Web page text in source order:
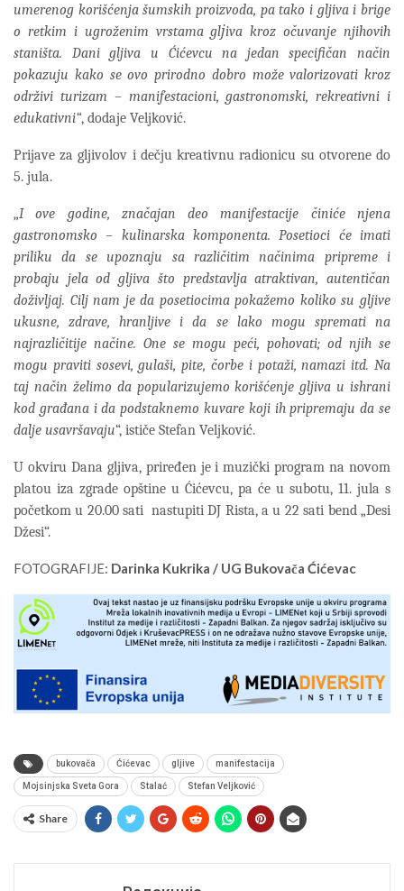
umerenog korišćenja šumskih proizvoda, pa tako i gljiva i brige
o retkim i ugroženim vrstama glјiva kroz očuvanje njihovih
staništa. Dani gljiva u Ćićevcu na jedan specifičan način
pokazuju kako se ovo prirodno dobro može valorizovati kroz
održivi turizam – manifestacioni, gastronomski, rekreativni i
edukativni“, dodaje Veljković.
Prijave za gljivolov i dečju kreativnu radionicu su otvorene do
5. jula.
„I ove godine, značajan deo manifestacije činiće njena
gastronomsko – kulinarska komponenta. Posetioci će imati
priliku da se upoznaju sa različitim načinima pripreme i
probaju jela od gljiva što predstavlja atraktivan, autentičan
doživljaj. Cilj nam je da posetiocima pokažemo koliko su gljive
ukusne, zdrave, hranljive i da se lako mogu spremati na
najrazličitije načine. One se mogu peći, pohovati; od njih se
mogu praviti sosevi, gulaši, pite, čorbe i potaži, namazi itd. Na
taj način želimo da popularizujemo korišćenje gljiva u ishrani
kod građana i da podstaknemo kuvare koji ih pripremaju da se
dalje usavršavaju“, ističe Stefan Veljković.
U okviru Dana gljiva, priređen je i muzički program na novom
platou iza zgrade opštine u Ćićevcu, pa će u subotu, 11. jula s
početkom u 20.00 sati nastupiti DJ Rista, a u 22 sati bend „Desi
Džesi“.
FOTOGRAFIJE: Darinka Kukrika / UG Bukovača Ćićevac
bukovača Ćićevac gljive manifestacija
Mojsinjska Sveta Gora Stalać Stefan Veljković
Share